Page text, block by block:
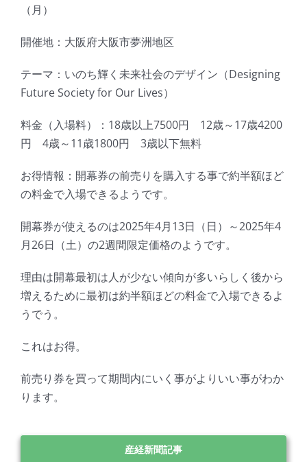
（月）
開催地：大阪府大阪市夢洲地区
テーマ：いのち輝く未来社会のデザイン（Designing
Future Society for Our Lives）
料金（入場料）：18歳以上7500円 12歳～17歳4200
円 4歳～11歳1800円 3歳以下無料
お得情報：開幕券の前売りを購入する事で約半額ほど
の料金で入場できるようです。
開幕券が使えるのは2025年4月13日（日）～2025年4
月26日（土）の2週間限定価格のようです。
理由は開幕最初は人が少ない傾向が多いらしく後から
増えるために最初は約半額ほどの料金で入場できるよ
うでう。
これはお得。
前売り券を買って期間内にいく事がよりいい事がわか
ります。
産経新聞記事